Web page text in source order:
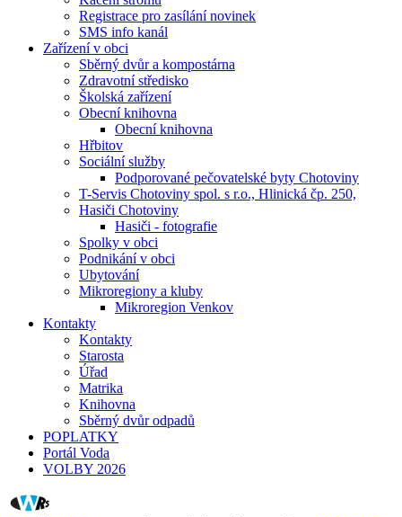
Registrace pro zasílání novinek
SMS info kanál
Zařízení v obci
Sběrný dvůr a kompostárna
Zdravotní středisko
Školská zařízení
Obecní knihovna
Obecní knihovna
Hřbitov
Sociální služby
Podporované pečovatelské byty Chotoviny
T-Servis Chotoviny spol. s r.o., Hlinická čp. 250,
Hasiči Chotoviny
Hasiči - fotografie
Spolky v obci
Podnikání v obci
Ubytování
Mikroregiony a kluby
Mikroregion Venkov
Kontakty
Kontakty
Starosta
Úřad
Matrika
Knihovna
Sběrný dvůr odpadů
POPLATKY
Portál Voda
VOLBY 2026